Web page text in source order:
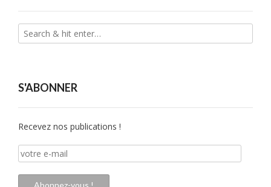
S'ABONNER
Recevez nos publications !
votre
e-
mail